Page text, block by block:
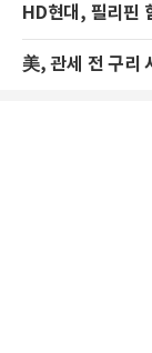
HD현대, 필리핀
美, 관세 전 구리